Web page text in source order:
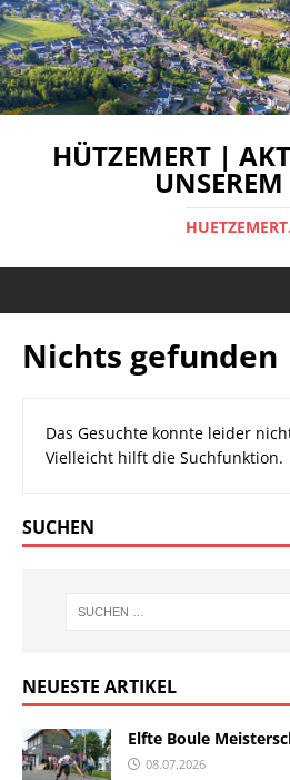
HÜTZEMERT |
Nichts gefunden
Das Gesuchte konnte leider
Vielleicht hilft die Suchfunktion.
SUCHEN
NEUESTE ARTIKEL
Elfte Boule
08.07.2026